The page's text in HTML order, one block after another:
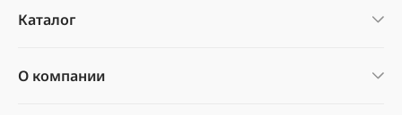
Каталог
О компании